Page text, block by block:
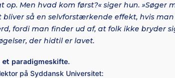
op. Men hvad kom først?« siger hun.
så en selvforstærkende effekt, hvis
fordi man finder ud af, at folk ikke bryder
der hidtil er lavet.
et paradigmeskifte.
på Syddansk Universitet: